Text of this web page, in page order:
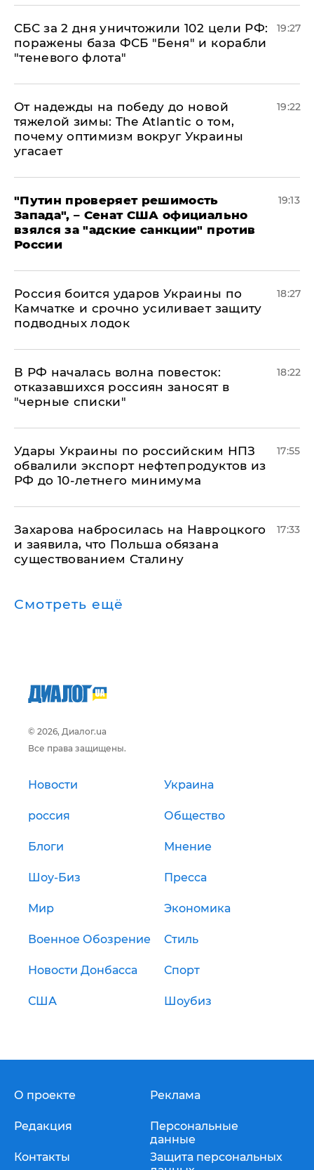
СБС за 2 дня уничтожили 102 цели РФ:
поражены база ФСБ "Беня" и корабли
"теневого флота"
19:27
От надежды на победу до новой
тяжелой зимы: The Atlantic о том,
почему оптимизм вокруг Украины
угасает
19:22
"Путин проверяет решимость
Запада", – Сенат США официально
взялся за "адские санкции" против
России
19:13
Россия боится ударов Украины по
Камчатке и срочно усиливает защиту
подводных лодок
18:27
​В РФ началась волна повесток:
отказавшихся россиян заносят в
"черные списки"
18:22
Удары Украины по российским НПЗ
обвалили экспорт нефтепродуктов из
РФ до 10-летнего минимума
17:55
​Захарова набросилась на Навроцкого
и заявила, что Польша обязана
существованием Сталину
17:33
Смотреть ещё
© 2026, Диалог.ua
Все права защищены.
Новости Украина
россия Общество
Блоги Мнение
Шоу-Биз Пресса
Мир Экономика
Военное Обозрение Стиль
Новости Донбасса Спорт
США Шоубиз
О проекте
Редакция
Контакты
Реклама
Персональные
данные
Защита персональных